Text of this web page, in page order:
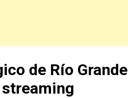
de Río Grande